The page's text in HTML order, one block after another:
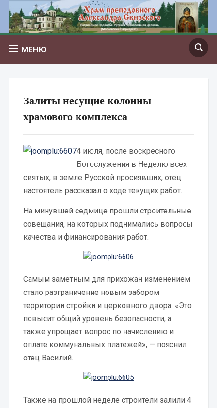
МЕНЮ
Залиты несущие колонны
храмового комплекса
4 июля, после воскресного
Богослужения в Неделю всех
святых, в земле Русской просиявших, отец
настоятель рассказал о ходе текущих работ.
На минувшей седмице прошли строительные
совещания, на которых поднимались вопросы
качества и финансирования работ.
Самым заметным для прихожан изменением
стало разграничение новым забором
территории стройки и церковного двора. «Это
повысит общий уровень безопасности, а
также упрощает вопрос по начислению и
оплате коммунальных платежей», — пояснил
отец Василий.
Также на прошлой неделе строители залили 4